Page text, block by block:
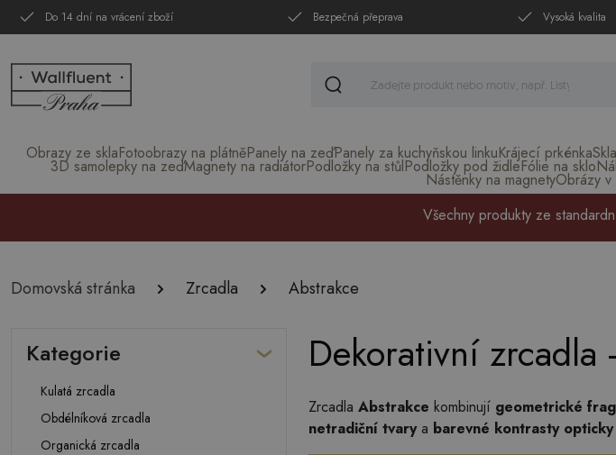
Do 14 dní na vrácení zboží Bezpečná přeprava Vysoká kvalita
Obrazy ze sklaFotoobrazy na plátněPanely na zeďPanely za kuchyňskou linkuKrájecí prkénka
3D samolepky na zeďMagnety na radiátorPodložky na stůlPodložky pod židleFólie na sklo
Nástěnky na magnetyObrázy v
Všechny produkty ze
Domovská stránka Zrcadla Abstrakce
Kategorie
Kulatá zrcadla
Obdélníková zrcadla
Organická zrcadla
Dekorativní zrcadla
Zrcadla Abstrakce kombinují geometrické
netradiční tvarya barevné kontrasty